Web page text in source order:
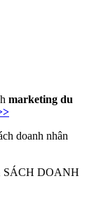
marketing du
doanh nhân
SÁCH DOANH